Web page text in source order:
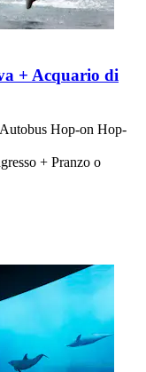
+ Acquario di
Hop-on Hop-
+ Pranzo o